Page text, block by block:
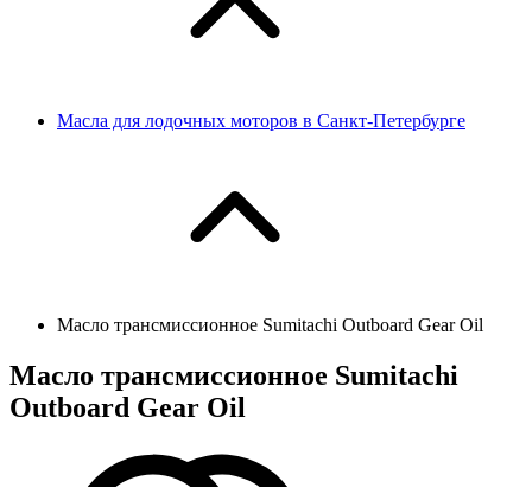
Масла для лодочных моторов в Санкт-Петербурге
Масло трансмиссионное Sumitachi Outboard Gear Oil
Масло трансмиссионное Sumitachi
Outboard Gear Oil